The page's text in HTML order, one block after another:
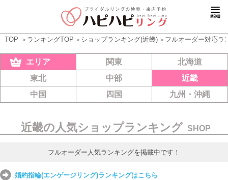
TOP ランキングTOP ショップランキング(近畿) フルオーダー対応ラ
エリア 関東
北海道
東北
中部
近畿
中国
四国 九州・沖縄
近畿の人気ショップランキング SHOP
フルオーダー人気ランキングを掲載中です！
婚約指輪(エンゲージリング)ランキングはこちら